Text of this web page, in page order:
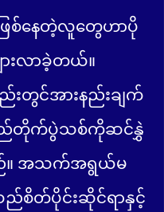
ြစ်နေတဲ့လူတွေဟာပို
းလာခဲ့တယ်။
တွင်အားနည်းချက်
တိုက်ပွဲသစ်ကိုဆင်နွှဲ
။ အသက်အရွယ်မ
စိတ်ပိုင်းဆိုင်ရာနှင့်